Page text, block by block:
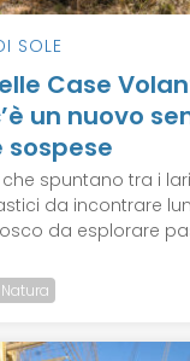
SOLE
Case
un nuovo
spuntano tra i
da incontrare
da esplorare
Natura